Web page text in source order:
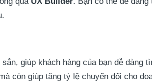
giúp khách hàng của bạn dễ dàng
còn giúp tăng tỷ lệ chuyển đổi cho